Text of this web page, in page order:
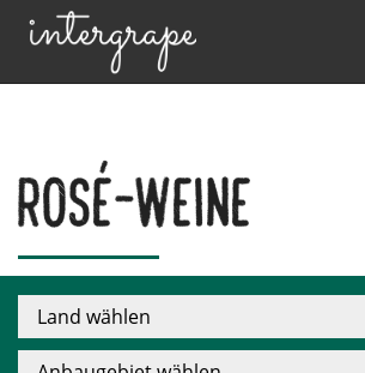
Rosé-Weine